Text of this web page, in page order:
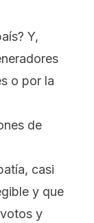
Y,
o por la
de
casi
y que
y